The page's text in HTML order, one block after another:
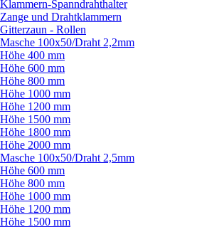
Klammern-Spanndrahthalter
Zange und Drahtklammern
Gitterzaun - Rollen
Masche 100x50/Draht 2,2mm
Höhe 400 mm
Höhe 600 mm
Höhe 800 mm
Höhe 1000 mm
Höhe 1200 mm
Höhe 1500 mm
Höhe 1800 mm
Höhe 2000 mm
Masche 100x50/Draht 2,5mm
Höhe 600 mm
Höhe 800 mm
Höhe 1000 mm
Höhe 1200 mm
Höhe 1500 mm